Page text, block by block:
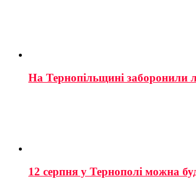
На Тернопільщині заборонили
12 серпня у Тернополі можна